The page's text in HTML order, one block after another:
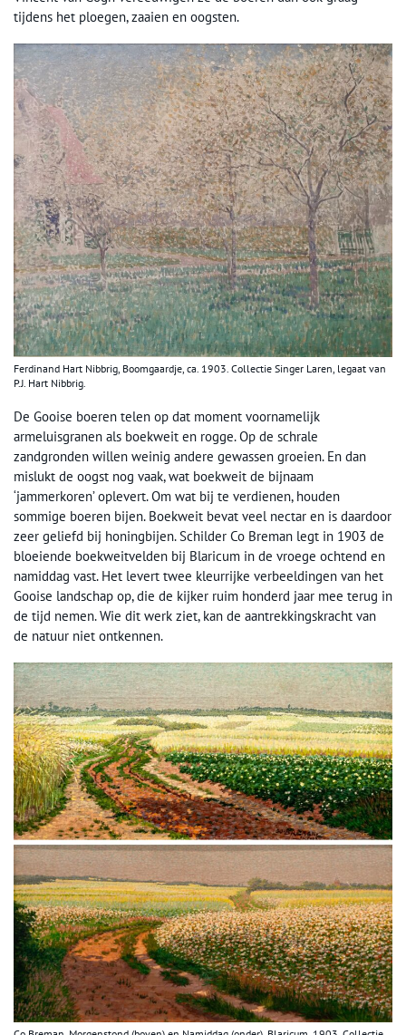
tijdens het ploegen, zaaien en oogsten.
Ferdinand Hart Nibbrig, Boomgaardje, ca. 1903. Collectie Singer Laren, legaat van
P.J. Hart Nibbrig.
De Gooise boeren telen op dat moment voornamelijk
armeluisgranen als boekweit en rogge. Op de schrale
zandgronden willen weinig andere gewassen groeien. En dan
mislukt de oogst nog vaak, wat boekweit de bijnaam
‘jammerkoren’ oplevert. Om wat bij te verdienen, houden
sommige boeren bijen. Boekweit bevat veel nectar en is daardoor
zeer geliefd bij honingbijen. Schilder Co Breman legt in 1903 de
bloeiende boekweitvelden bij Blaricum in de vroege ochtend en
namiddag vast. Het levert twee kleurrijke verbeeldingen van het
Gooise landschap op, die de kijker ruim honderd jaar mee terug in
de tijd nemen. Wie dit werk ziet, kan de aantrekkingskracht van
de natuur niet ontkennen.